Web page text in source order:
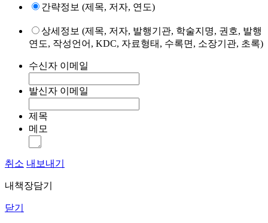
간략정보 (제목, 저자, 연도)
상세정보 (제목, 저자, 발행기관, 학술지명, 권호, 발행
연도, 작성언어, KDC, 자료형태, 수록면, 소장기관, 초록)
수신자 이메일
발신자 이메일
제목
메모
취소 내보내기
내책장담기
닫기